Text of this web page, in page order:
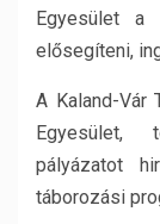
Egyesület a
elősegíteni,
A Kaland-Vár
Egyesület,
pályázatot
táborozási